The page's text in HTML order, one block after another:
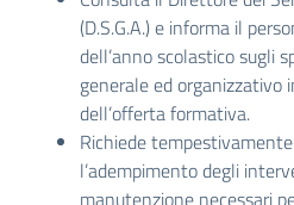
(D.S.G.A.) e informa il
dell’anno scolastico sugli
generale ed
dell’offerta formativa.
Richiede
l’adempimento degli
manutenzione necessari